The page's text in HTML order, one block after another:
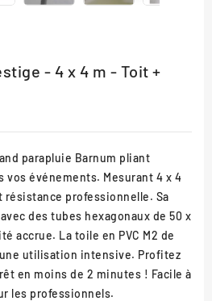
- 4 x 4 m - Toit +
parapluie Barnum pliant
vos événements. Mesurant 4 x 4
professionnelle. Sa
des tubes hexagonaux de 50 x
accrue. La toile en PVC M2 de
utilisation intensive. Profitez
en moins de 2 minutes ! Facile à
les professionnels.